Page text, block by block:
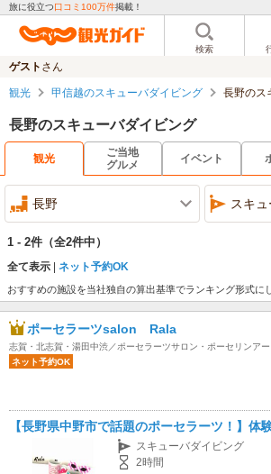
旅に役立つ口コミ100万件掲載！
検索
ゲスト さん
観光 甲信越のスキューバダイビング 長野のス
長野のスキューバダイビング
観光
ご当地
グルメ
イベント
長野 スキ
1 - 2件 （全2件中）
全て表示 ネット予約OK
おすすめの施設を当社独自の算出基準でランキング形式に
ポーセラーツsalon Rala
志賀・北志賀・湯田中渋／ポーセラーツサロン・ポーセリンアー
ネット予約OK
【長野県中野市で話題のポーセラーツ！】体
スキューバダイビング
2時間